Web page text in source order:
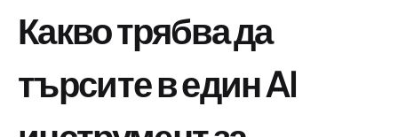
Какво трябва да
търсите в един AI